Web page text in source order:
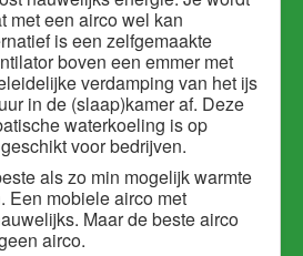
met een airco wel kan
is een zelfgemaakte
boven een emmer met
verdamping van het ijs
in de (slaap)kamer af. Deze
waterkoeling is op
voor bedrijven.
als zo min mogelijk warmte
Een mobiele airco met
Maar de beste airco
airco.